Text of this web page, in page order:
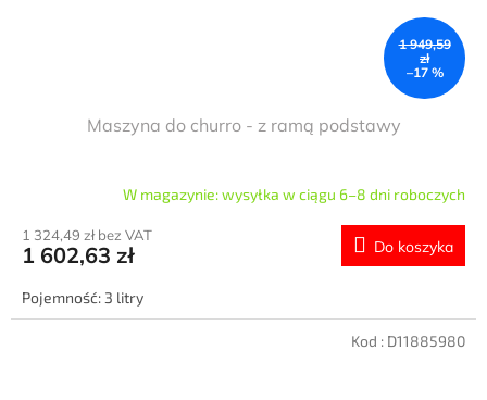
1 949,59
zł
–17 %
Maszyna do churro - z ramą podstawy
W magazynie: wysyłka w ciągu 6–8 dni roboczych
1 324,49 zł bez VAT
1 602,63 zł Do koszyka
Pojemność: 3 litry
Kod : D11885980